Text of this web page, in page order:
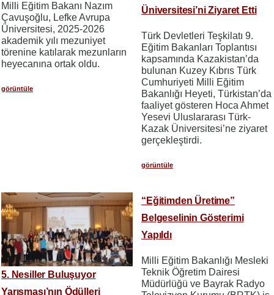
Milli Eğitim Bakanı Nazım
Çavuşoğlu, Lefke Avrupa
Üniversitesi, 2025-2026
akademik yılı mezuniyet
törenine katılarak mezunların
heyecanına ortak oldu.
görüntüle
Üniversitesi’ni Ziyaret Etti
Türk Devletleri Teşkilatı 9.
Eğitim Bakanları Toplantısı
kapsamında Kazakistan’da
bulunan Kuzey Kıbrıs Türk
Cumhuriyeti Milli Eğitim
Bakanlığı Heyeti, Türkistan’da
faaliyet gösteren Hoca Ahmet
Yesevi Uluslararası Türk-
Kazak Üniversitesi’ne ziyaret
gerçekleştirdi.
görüntüle
5. Nesiller Buluşuyor
Yarışması’nın Ödülleri
“Eğitimden Üretime”
Belgeselinin Gösterimi
Yapıldı
Milli Eğitim Bakanlığı Mesleki
Teknik Öğretim Dairesi
Müdürlüğü ve Bayrak Radyo